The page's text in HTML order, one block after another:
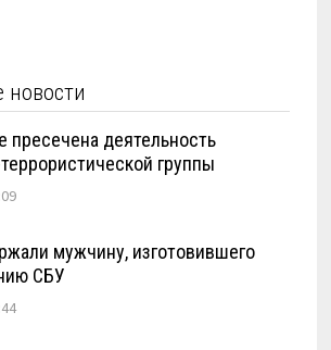
пресечена деятельность
группы
мужчину, изготовившего
СБУ